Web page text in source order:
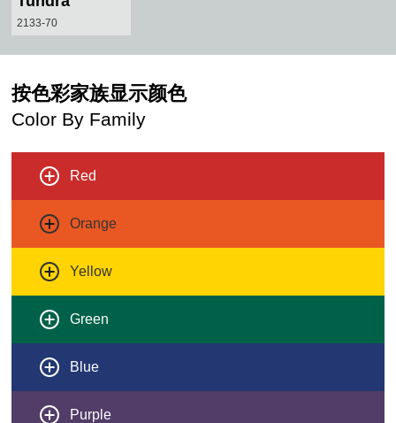
2133-70
按色彩家族显示颜色
Color By Family
Red
Orange
Yellow
Green
Blue
Purple